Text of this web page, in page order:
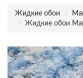
Жидкие обои
Жидкие обои